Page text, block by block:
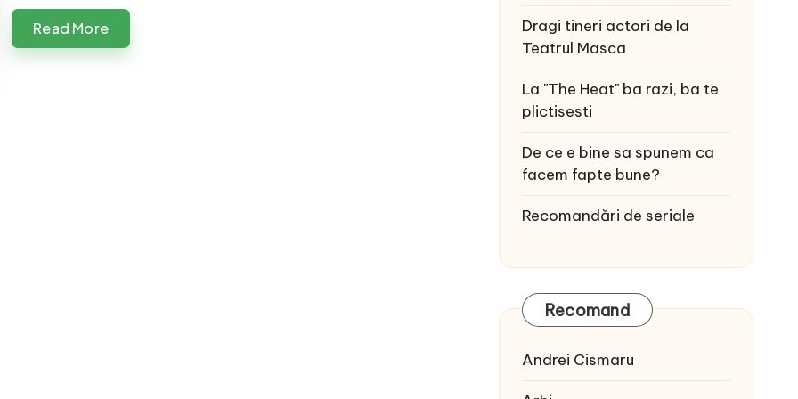
Read More
Dragi tineri actori de la
Teatrul Masca
La "The Heat" ba razi, ba te
plictisesti
De ce e bine sa spunem ca
facem fapte bune?
Recomandări de seriale
Recomand
Andrei Cismaru